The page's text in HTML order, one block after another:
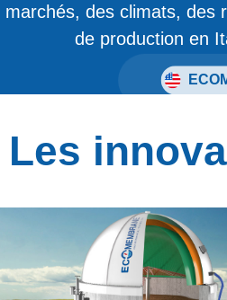
marchés, des climats, des
de production en
Les